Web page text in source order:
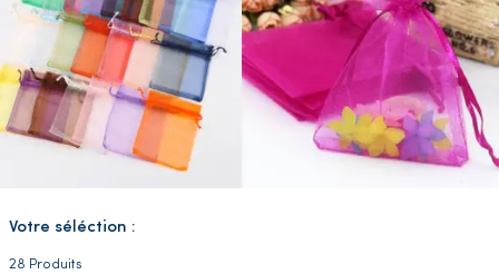
Votre séléction :
28 Produits